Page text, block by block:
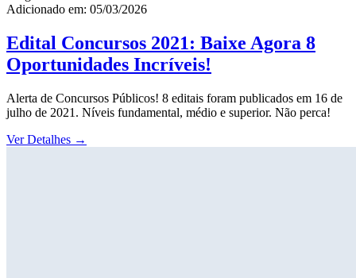
Adicionado em: 05/03/2026
Edital Concursos 2021: Baixe Agora 8
Oportunidades Incríveis!
Alerta de Concursos Públicos! 8 editais foram publicados em 16 de
julho de 2021. Níveis fundamental, médio e superior. Não perca!
Ver Detalhes →